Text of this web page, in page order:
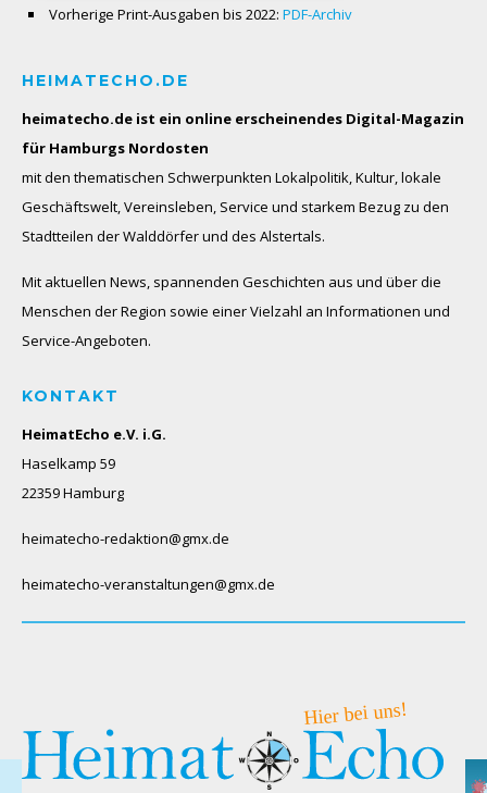
Vorherige Print-Ausgaben bis 2022: PDF-Archiv
HEIMATECHO.DE
heimatecho.de ist ein online erscheinendes Digital-Magazin
für Hamburgs Nordosten
mit den thematischen Schwerpunkten Lokalpolitik, Kultur, lokale
Geschäftswelt, Vereinsleben, Service und starkem Bezug zu den
Stadtteilen der Walddörfer und des Alstertals.
Mit aktuellen News, spannenden Geschichten aus und über die
Menschen der Region sowie einer Vielzahl an Informationen und
Service-Angeboten.
KONTAKT
HeimatEcho e.V. i.G.
Haselkamp 59
22359 Hamburg
heimatecho-redaktion@gmx.de
heimatecho-veranstaltungen@gmx.de